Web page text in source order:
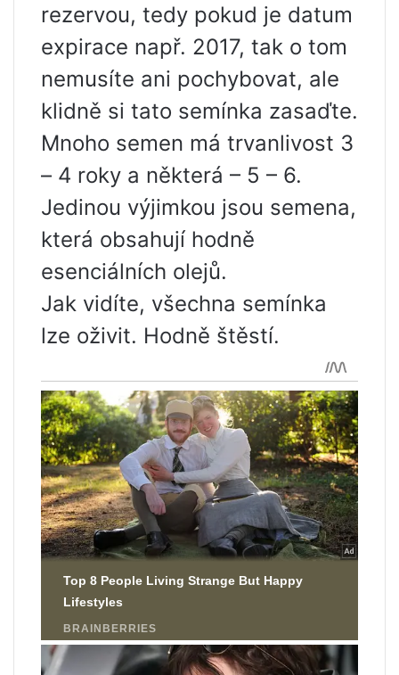
rezervou, tedy pokud je datum
expirace např. 2017, tak o tom
nemusíte ani pochybovat, ale
klidně si tato semínka zasaďte.
Mnoho semen má trvanlivost 3
– 4 roky a některá – 5 – 6.
Jedinou výjimkou jsou semena,
která obsahují hodně
esenciálních olejů.
Jak vidíte, všechna semínka
lze oživit. Hodně štěstí.